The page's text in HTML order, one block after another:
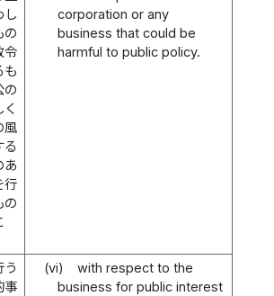
し
の
令
も
の
風
る
あ
行
の
corporation or any
business that could be
harmful to public policy.
う
事
(vi)
with respect to the
business for public interest